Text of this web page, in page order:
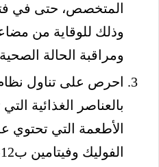
المتخصص، حتى في
وذلك للوقاية من
ومراقبة الحالة
احرص على تناول
بالعناصر الغذائية
الأطعمة التي